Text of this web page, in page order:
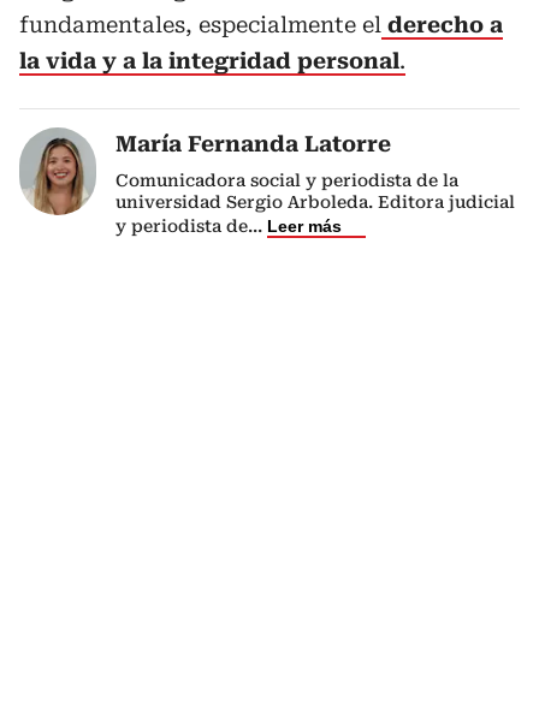
fundamentales, especialmente el derecho a
la vida y a la integridad personal.
María Fernanda Latorre
Comunicadora social y periodista de la
universidad Sergio Arboleda. Editora judicial
y periodista de... Leer más